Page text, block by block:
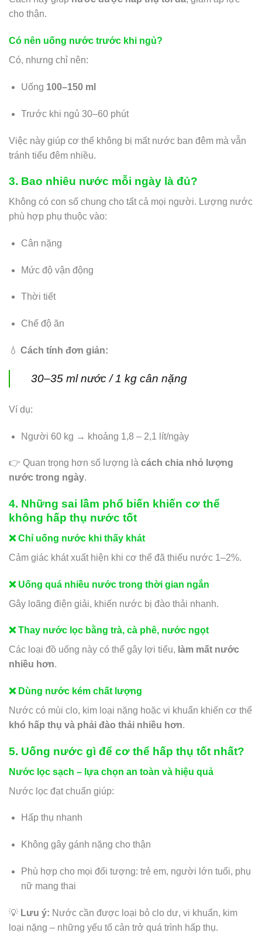
cho thận.
Có nên uống nước trước khi ngủ?
Có, nhưng chỉ nên:
Uống 100–150 ml
Trước khi ngủ 30–60 phút
Việc này giúp cơ thể không bị mất nước ban đêm mà vẫn
tránh tiểu đêm nhiều.
3. Bao nhiêu nước mỗi ngày là đủ?
Không có con số chung cho tất cả mọi người. Lượng nước
phù hợp phụ thuộc vào:
Cân nặng
Mức độ vận động
Thời tiết
Chế độ ăn
💧 Cách tính đơn giản:
30–35 ml nước / 1 kg cân nặng
Ví dụ:
Người 60 kg → khoảng 1,8 – 2,1 lít/ngày
👉 Quan trọng hơn số lượng là cách chia nhỏ lượng
nước trong ngày.
4. Những sai lầm phổ biến khiến cơ thể
không hấp thụ nước tốt
❌ Chỉ uống nước khi thấy khát
Cảm giác khát xuất hiện khi cơ thể đã thiếu nước 1–2%.
❌ Uống quá nhiều nước trong thời gian ngắn
Gây loãng điện giải, khiến nước bị đào thải nhanh.
❌ Thay nước lọc bằng trà, cà phê, nước ngọt
Các loại đồ uống này có thể gây lợi tiểu, làm mất nước
nhiều hơn.
❌ Dùng nước kém chất lượng
Nước có mùi clo, kim loại nặng hoặc vi khuẩn khiến cơ thể
khó hấp thụ và phải đào thải nhiều hơn.
5. Uống nước gì để cơ thể hấp thụ tốt nhất?
Nước lọc sạch – lựa chọn an toàn và hiệu quả
Nước lọc đạt chuẩn giúp:
Hấp thụ nhanh
Không gây gánh nặng cho thận
Phù hợp cho mọi đối tượng: trẻ em, người lớn tuổi, phụ
nữ mang thai
💡 Lưu ý: Nước cần được loại bỏ clo dư, vi khuẩn, kim
loại nặng – những yếu tố cản trở quá trình hấp thụ.